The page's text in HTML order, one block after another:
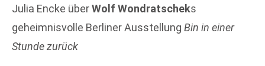
Julia Encke überWolf Wondratscheks
geheimnisvolle Berliner Ausstellung Bin in einer
Stunde zurück